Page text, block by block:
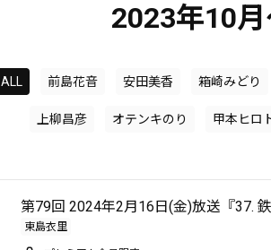
2023年10
ALL 前島花音 安田美香 箱崎みどり
上柳昌彦 オテンキのり 甲本ヒロ
第79回 2024年2月16日(金)放送『37.
東島衣里